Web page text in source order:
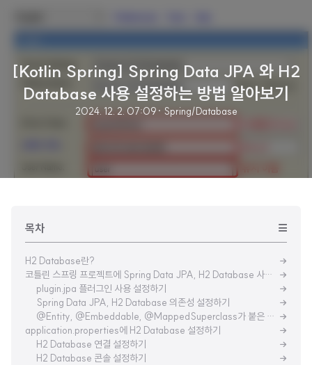
[Kotlin Spring] Spring Data JPA 와 H2
Database 사용 설정하는 방법 알아보기
2024. 12. 2. 07:09 · Spring/Database
목차
H2 Database란?
코틀린 스프링 프로젝트에 Spring Data JPA, H2 Database 사용 설정하기
plugin.jpa 플러그인 사용 설정하기
Spring Data JPA, H2 Database 의존성 설정하기
@Entity, @Embeddable, @MappedSuperclass가 붙은 클래스들이 상속 가능하게 만들기
application.properties에 H2 Database 설정하기
H2 Database 연결 설정하기
H2 Database 콘솔 설정하기